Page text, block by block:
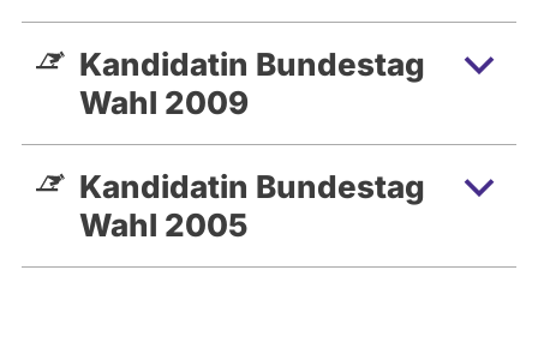
Kandidatin Bundestag
Wahl 2009
Kandidatin Bundestag
Wahl 2005